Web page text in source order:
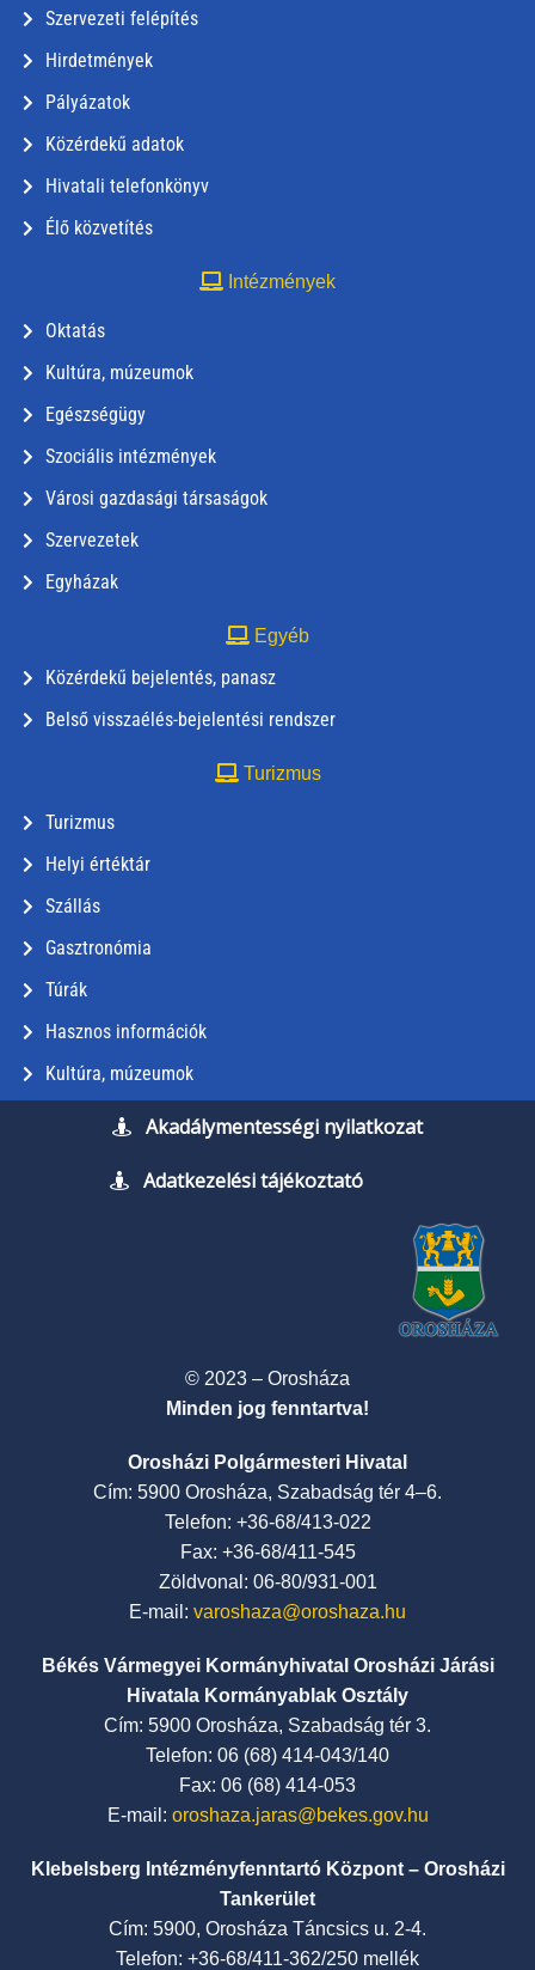
Szervezeti felépítés
Hirdetmények
Pályázatok
Közérdekű adatok
Hivatali telefonkönyv
Élő közvetítés
Intézmények
Oktatás
Kultúra, múzeumok
Egészségügy
Szociális intézmények
Városi gazdasági társaságok
Szervezetek
Egyházak
Egyéb
Közérdekű bejelentés, panasz
Belső visszaélés-bejelentési rendszer
Turizmus
Turizmus
Helyi értéktár
Szállás
Gasztronómia
Túrák
Hasznos információk
Kultúra, múzeumok
Akadálymentességi nyilatkozat
Adatkezelési tájékoztató
© 2023 – Orosháza
Minden jog fenntartva!
Orosházi Polgármesteri Hivatal
Cím: 5900 Orosháza, Szabadság tér 4–6.
Telefon: +36-68/413-022
Fax: +36-68/411-545
Zöldvonal: 06-80/931-001
E-mail: varoshaza@oroshaza.hu
Békés Vármegyei Kormányhivatal Orosházi Járási
Hivatala Kormányablak Osztály
Cím: 5900 Orosháza, Szabadság tér 3.
Telefon: 06 (68) 414-043/140
Fax: 06 (68) 414-053
E-mail: oroshaza.jaras@bekes.gov.hu
Klebelsberg Intézményfenntartó Központ – Orosházi
Tankerület
Cím: 5900, Orosháza Táncsics u. 2-4.
Telefon: +36-68/411-362/250 mellék